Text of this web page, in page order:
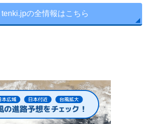
tenki.jpの全情報はこちら